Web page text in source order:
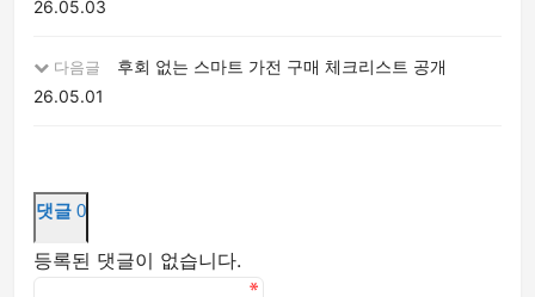
26.05.03
다음글
후회 없는 스마트 가전 구매 체크리스트 공개
26.05.01
댓글 0
등록된 댓글이 없습니다.